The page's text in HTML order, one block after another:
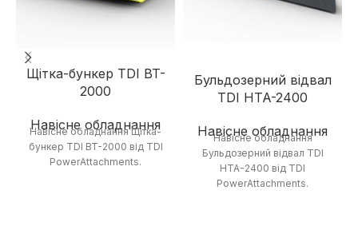
Щітка-бункер TDI BT-
2000
Навісне обладнання
Навісне обладнання Щітка-
бункер TDI BT-2000 від TDI
PowerAttachments.
Бульдозерний відвал
TDI HTA-2400
Навісне обладнання
Навісне обладнання
Бульдозерний відвал TDI
HTA-2400 від TDI
PowerAttachments.